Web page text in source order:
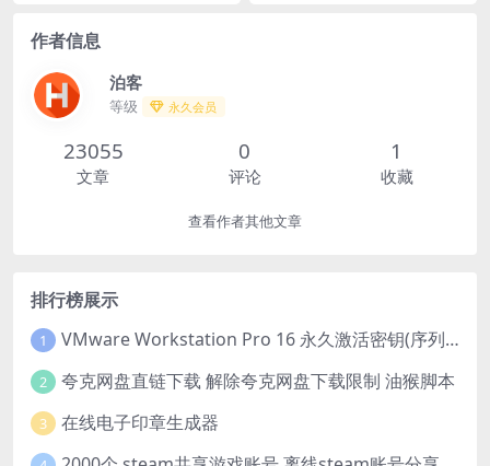
作者信息
泊客
等级 永久会员
23055
文章
0
评论
1
收藏
查看作者其他文章
排行榜展示
1 VMware Workstation Pro 16 永久激活密钥(序列号)
2 夸克网盘直链下载 解除夸克网盘下载限制 油猴脚本
3 在线电子印章生成器